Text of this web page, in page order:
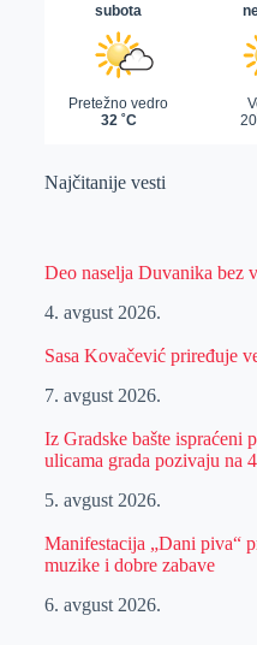
Najčitanije vesti
Deo naselja Duvanika bez
4. avgust 2026.
Sasa Kovačević priređuje
7. avgust 2026.
Iz Gradske bašte ispraćeni
ulicama grada pozivaju na
5. avgust 2026.
Manifestacija „Dani piva“
muzike i dobre zabave
6. avgust 2026.